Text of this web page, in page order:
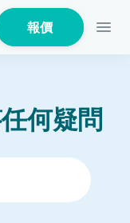
報價
何疑問